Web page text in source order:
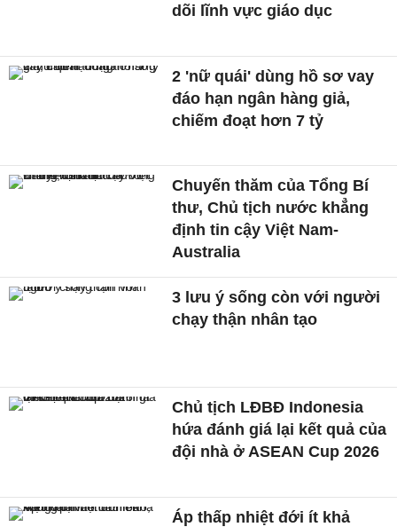
dõi lĩnh vực giáo dục
2 'nữ quái' dùng hồ sơ vay
đáo hạn ngân hàng giả,
chiếm đoạt hơn 7 tỷ
Chuyến thăm của Tổng Bí
thư, Chủ tịch nước khẳng
định tin cậy Việt Nam-
Australia
3 lưu ý sống còn với người
chạy thận nhân tạo
Chủ tịch LĐBĐ Indonesia
hứa đánh giá lại kết quả của
đội nhà ở ASEAN Cup 2026
Áp thấp nhiệt đới ít khả